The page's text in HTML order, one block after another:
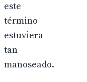
este
término
estuviera
tan
manoseado.